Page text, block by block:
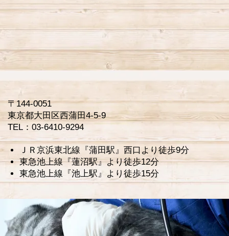
〒144-0051
東京都大田区西蒲田4-5-9
TEL：03-6410-9294
ＪＲ京浜東北線『蒲田駅』西口より徒歩9分
東急池上線『蓮沼駅』より徒歩12分
東急池上線『池上駅』より徒歩15分